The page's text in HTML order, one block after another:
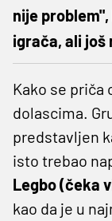
nije
igrača, ali još
Kako se priča
dolascima.
predstavljen
isto trebao
Legbo (čeka
kao da je u